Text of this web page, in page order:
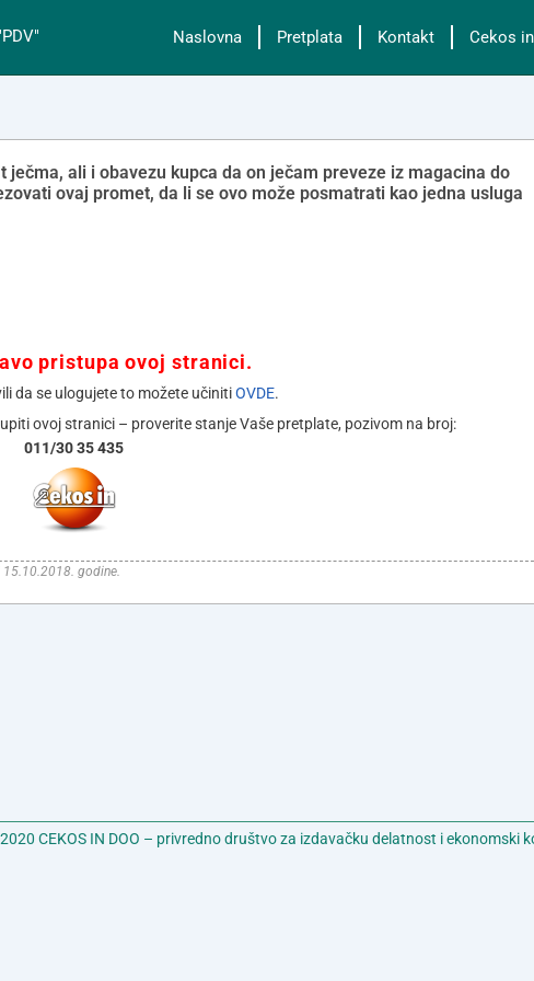
Naslovna Pretplata Kontakt Cekos in
ali i obavezu kupca da on ječam preveze iz magacina do
ovaj promet, da li se ovo može posmatrati kao jedna usluga
pristupa ovoj stranici.
da se ulogujete to možete učinitiOVDE.
ovoj stranici – proverite stanje Vaše pretplate, pozivom na broj:
011/30 35 435
godine.
CEKOS IN DOO – privredno društvo za izdavačku delatnost i ekonomski